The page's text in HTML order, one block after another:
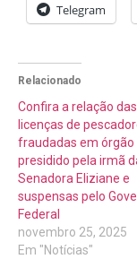
Telegram
Relacionado
Confira a relação das
licenças de
fraudadas em órgão
presidido pela irmã
Senadora Eliziane e
suspensas pelo
Federal
novembro 25, 2025
Em "Notícias"